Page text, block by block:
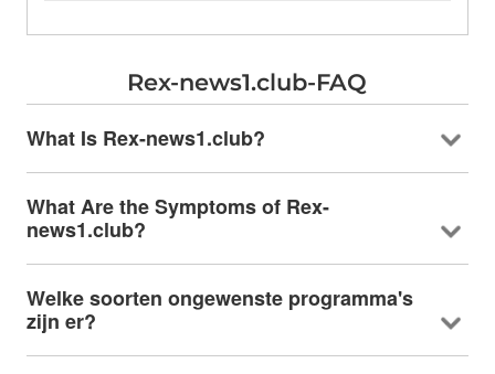
Rex-news1.club-FAQ
What Is Rex-news1.club?
What Are the Symptoms of Rex-
news1.club?
Welke soorten ongewenste programma's
zijn er?